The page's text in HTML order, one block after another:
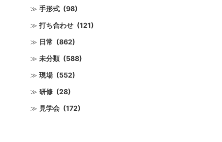
手形式 (98)
打ち合わせ (121)
日常 (862)
未分類 (588)
現場 (552)
研修 (28)
見学会 (172)